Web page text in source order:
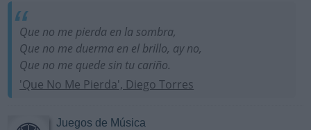
Que no me pierda en la sombra,
Que no me duerma en el brillo, ay no,
Que no me quede sin tu cariño.
'Que No Me Pierda', Diego Torres
Juegos de Música